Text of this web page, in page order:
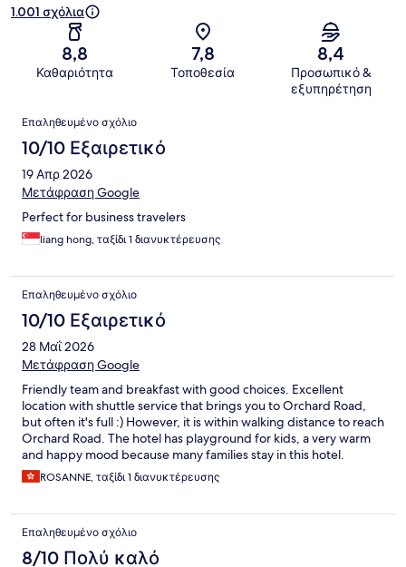
1.001 σχόλια
8,8
Καθαριότητα
7,8
Τοποθεσία
8,4
Προσωπικό &
εξυπηρέτηση
Σχόλια
Επαληθευμένο σχόλιο
10/10 Εξαιρετικό
19 Απρ 2026
Μετάφραση Google
Perfect for business travelers
liang hong, ταξίδι 1 διανυκτέρευσης
Επαληθευμένο σχόλιο
10/10 Εξαιρετικό
28 Μαΐ 2026
Μετάφραση Google
Friendly team and breakfast with good choices. Excellent
location with shuttle service that brings you to Orchard Road,
but often it's full :) However, it is within walking distance to reach
Orchard Road. The hotel has playground for kids, a very warm
and happy mood because many families stay in this hotel.
ROSANNE, ταξίδι 1 διανυκτέρευσης
Επαληθευμένο σχόλιο
8/10 Πολύ καλό